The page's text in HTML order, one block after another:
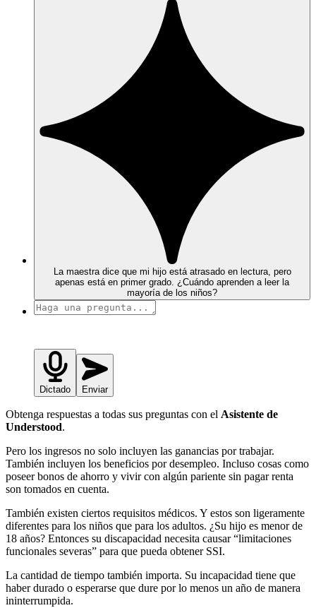
La maestra dice que mi hijo está atrasado en lectura, pero
apenas está en primer grado. ¿Cuándo aprenden a leer la
mayoría de los niños?
Dictado Enviar
Obtenga respuestas a todas sus preguntas con el Asistente de
Understood.
Pero los ingresos no solo incluyen las ganancias por trabajar.
También incluyen los beneficios por desempleo. Incluso cosas como
poseer bonos de ahorro y vivir con algún pariente sin pagar renta
son tomados en cuenta.
También existen ciertos requisitos médicos. Y estos son ligeramente
diferentes para los niños que para los adultos. ¿Su hijo es menor de
18 años? Entonces su discapacidad necesita causar “limitaciones
funcionales severas” para que pueda obtener SSI.
La cantidad de tiempo también importa. Su incapacidad tiene que
haber durado o esperarse que dure por lo menos un año de manera
ininterrumpida.